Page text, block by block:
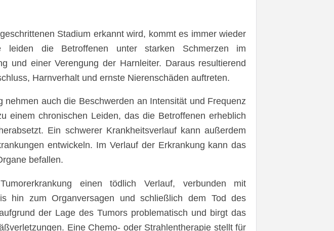
Stadium erkannt wird, kommt es immer wieder
leiden die Betroffenen unter starken Schmerzen im
und einer Verengung der Harnleiter. Daraus resultierend
Harnverhalt und ernste Nierenschäden auftreten.
nehmen auch die Beschwerden an Intensität und Frequenz
einem chronischen Leiden, das die Betroffenen erheblich
Ein schwerer Krankheitsverlauf kann außerdem
entwickeln. Im Verlauf der Erkrankung kann das
befallen.
einen tödlich Verlauf, verbunden mit
hin zum Organversagen und schließlich dem Tod des
der Lage des Tumors problematisch und birgt das
Eine Chemo- oder Strahlentherapie stellt für